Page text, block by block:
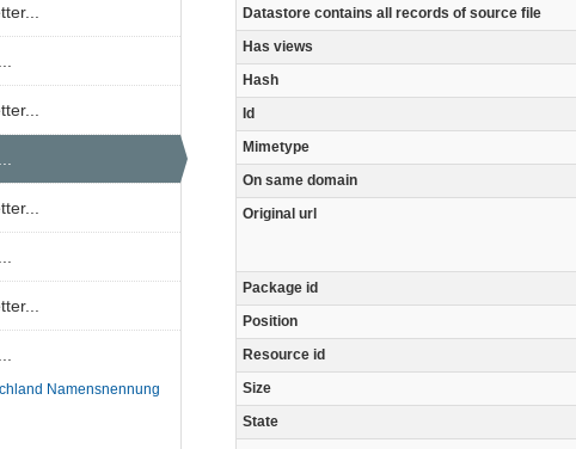
Namensnennung
Datastore contains all records of source file
Has views
Hash
Id
Mimetype
On same domain
Original url
Package id
Position
Resource id
Size
State